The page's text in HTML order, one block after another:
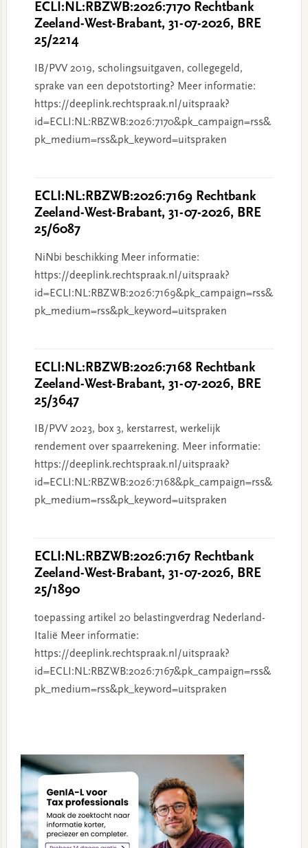
ECLI:NL:RBZWB:2026:7170 Rechtbank
Zeeland-West-Brabant, 31-07-2026, BRE
25/2214
IB/PVV 2019, scholingsuitgaven, collegegeld,
sprake van een depotstorting? Meer informatie:
https://deeplink.rechtspraak.nl/uitspraak?
id=ECLI:NL:RBZWB:2026:7170&pk_campaign=rss&
pk_medium=rss&pk_keyword=uitspraken
ECLI:NL:RBZWB:2026:7169 Rechtbank
Zeeland-West-Brabant, 31-07-2026, BRE
25/6087
NiNbi beschikking Meer informatie:
https://deeplink.rechtspraak.nl/uitspraak?
id=ECLI:NL:RBZWB:2026:7169&pk_campaign=rss&
pk_medium=rss&pk_keyword=uitspraken
ECLI:NL:RBZWB:2026:7168 Rechtbank
Zeeland-West-Brabant, 31-07-2026, BRE
25/3647
IB/PVV 2023, box 3, kerstarrest, werkelijk
rendement over spaarrekening. Meer informatie:
https://deeplink.rechtspraak.nl/uitspraak?
id=ECLI:NL:RBZWB:2026:7168&pk_campaign=rss&
pk_medium=rss&pk_keyword=uitspraken
ECLI:NL:RBZWB:2026:7167 Rechtbank
Zeeland-West-Brabant, 31-07-2026, BRE
25/1890
toepassing artikel 20 belastingverdrag Nederland-
Italië Meer informatie:
https://deeplink.rechtspraak.nl/uitspraak?
id=ECLI:NL:RBZWB:2026:7167&pk_campaign=rss&
pk_medium=rss&pk_keyword=uitspraken
Sidebar